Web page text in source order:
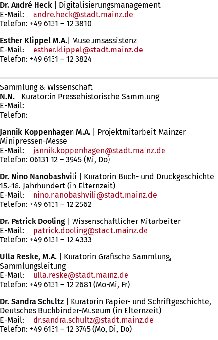
Dr. André Heck
| Digitalisierungsmanagement
E-Mail:
andre.heck stadt.mainz de
Telefon: +49 6131 – 12 3810
Esther Klippel M.A. | Museumsassistenz
E-Mail:
esther.klippel stadt.mainz de
Telefon: +49 6131 – 12 3824
Sammlung & Wissenschaft
N.N. | Kurator:in Pressehistorische Sammlung
E-Mail:
Telefon:
Jannik Koppenhagen M.A. | Projektmitarbeit Mainzer
Minipressen-Messe
E-Mail:
jannik.koppenhagen stadt.mainz de
Telefon: 06131 12 – 3945 (Mi, Do)
Dr. Nino Nanobashvili
| Kuratorin Buch- und Druckgeschichte
15.-18. Jahrhundert (in Elternzeit)
E-Mail:
nino.nanobashvili stadt.mainz de
Telefon: +49 6131 – 12 2562
Dr. Patrick Dooling | Wissenschaftlicher Mitarbeiter
E-Mail:
patrick.dooling stadt.mainz de
Telefon: +49 6131 – 12 4333
Ulla Reske, M.A. | Kuratorin Grafische Sammlung,
Sammlungsleitung
E-Mail:
ulla.reske stadt.mainz de
Telefon: +49 6131 – 12 2681 (Mo-Mi, Fr)
Dr. Sandra Schultz | Kuratorin Papier- und Schriftgeschichte,
Deutsches Buchbinder-Museum (in Elternzeit)
E-Mail:
dr.sandra.schultz stadt.mainz de
Telefon: +49 6131 – 12 3745 (Mo, Di, Do)